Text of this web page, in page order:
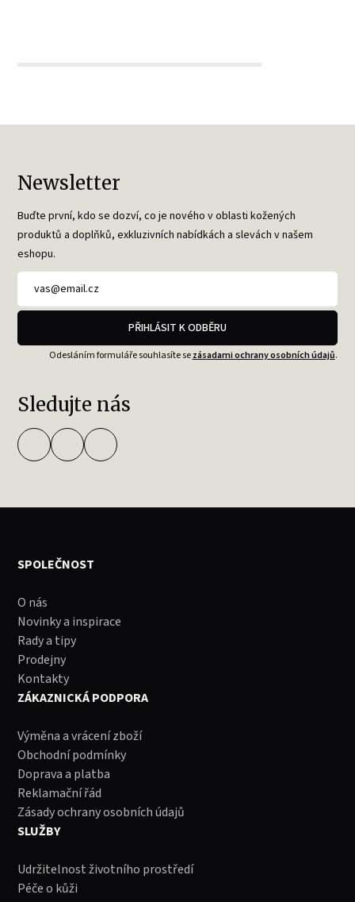
Newsletter
Buďte první, kdo se dozví, co je nového v oblasti kožených
produktů a doplňků, exkluzivních nabídkách a slevách v našem
eshopu.
PŘIHLÁSIT K ODBĚRU
Odesláním formuláře souhlasíte sezásadami ochrany osobních údajů.
Sledujte nás
SPOLEČNOST
O nás
Novinky a inspirace
Rady a tipy
Prodejny
Kontakty
ZÁKAZNICKÁ PODPORA
Výměna a vrácení zboží
Obchodní podmínky
Doprava a platba
Reklamační řád
Zásady ochrany osobních údajů
SLUŽBY
Udržitelnost životního prostředí
Péče o kůži